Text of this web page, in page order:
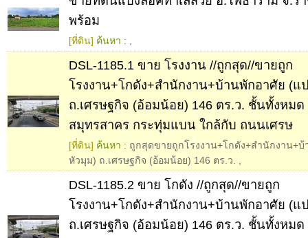
พร้อม
[ที่ดิน] ค้นหา :
DSL-1185.1 ขาย โรงงาน //ถูกสุด//ขายถูก
โรงงาน+โกดัง+สำนักงาน+บ้านพักอาศัย (แ
ถ.เศรษฐกิจ (อ้อมน้อย) 146 ตร.ว. ชั้นทั้งหม
สมุทรสาคร กระทุ่มแบน ใกล้กับ ถนนเศรษ
[ที่ดิน] ค้นหา : ถูกสุดขายถูกโรงงาน+โกดัง+สำนักงาน+
หัวมุม) ถ.เศรษฐกิจ (อ้อมน้อย) 146 ตร.ว.
DSL-1185.2 ขาย โกดัง //ถูกสุด//ขายถูก
โรงงาน+โกดัง+สำนักงาน+บ้านพักอาศัย (แ
ถ.เศรษฐกิจ (อ้อมน้อย) 146 ตร.ว. ชั้นทั้งหม